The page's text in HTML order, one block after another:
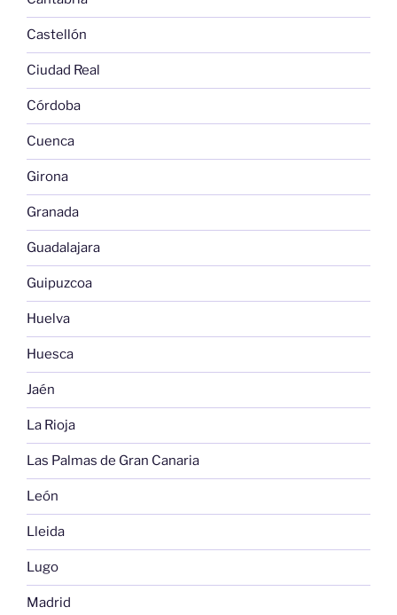
Castellón
Ciudad Real
Córdoba
Cuenca
Girona
Granada
Guadalajara
Guipuzcoa
Huelva
Huesca
Jaén
La Rioja
Las Palmas de Gran Canaria
León
Lleida
Lugo
Madrid